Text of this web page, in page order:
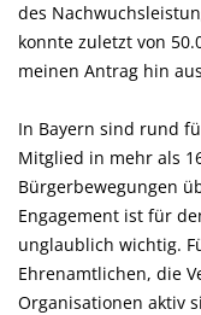
des
konnte zuletzt von
meinen Antrag hin
In Bayern sind rund
Mitglied in mehr als
Bürgerbewegungen
Engagement ist für
unglaublich wichtig.
Ehrenamtlichen, die
Organisationen aktiv